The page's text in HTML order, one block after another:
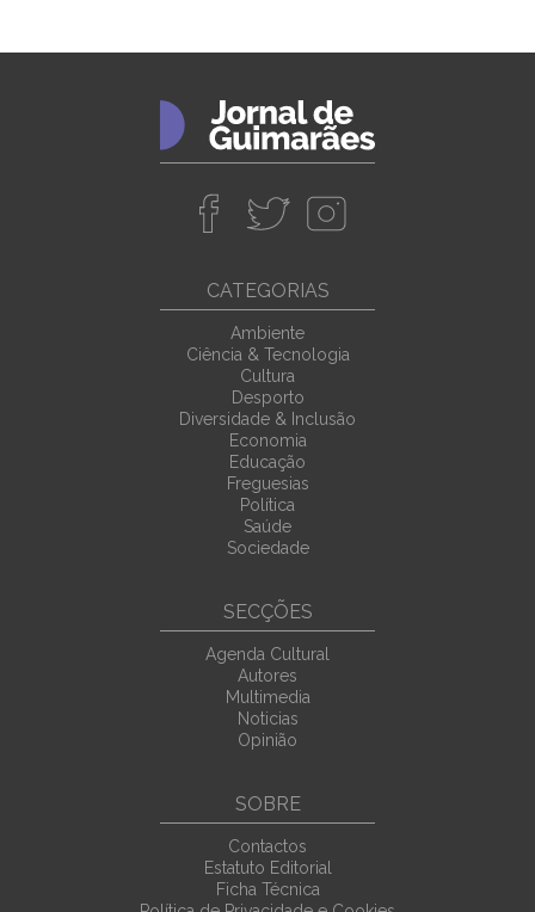
CATEGORIAS
Ambiente
Ciência & Tecnologia
Cultura
Desporto
Diversidade & Inclusão
Economia
Educação
Freguesias
Política
Saúde
Sociedade
SECÇÕES
Agenda Cultural
Autores
Multimedia
Noticias
Opinião
SOBRE
Contactos
Estatuto Editorial
Ficha Técnica